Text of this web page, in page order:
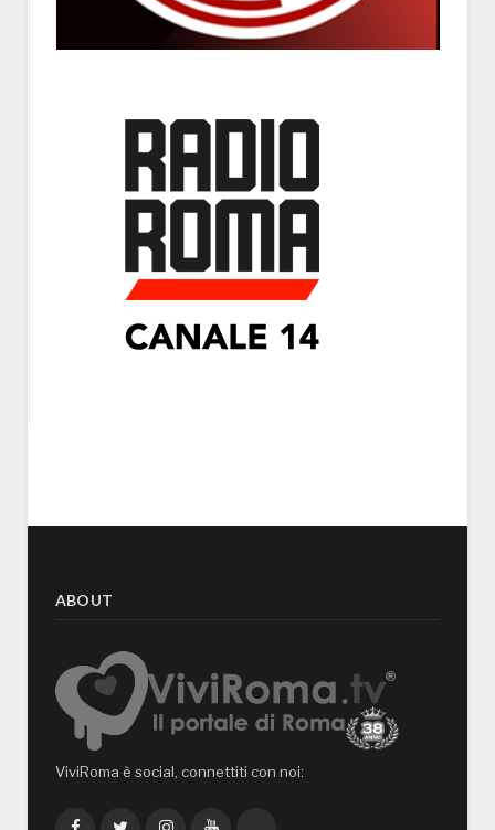
ABOUT
ViviRoma è social, connettiti con noi:
FacebookTwitterInstagramYouTube